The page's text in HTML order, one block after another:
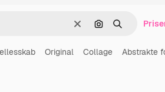
Klar Søg efter billede
Søge
Original Collage Abstrakte